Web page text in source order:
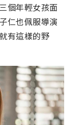
個年輕女孩面
仁也佩服導演
有這樣的野